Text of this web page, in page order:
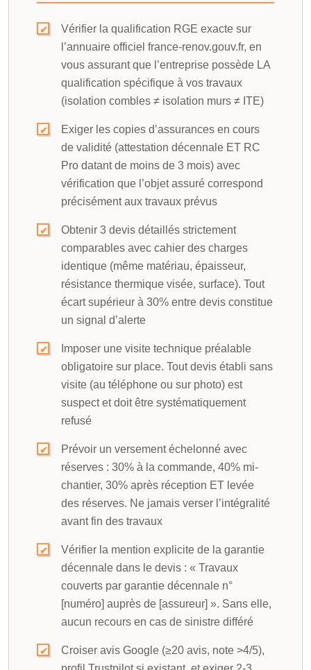
Vérifier la qualification RGE exacte sur
l’annuaire officiel france-renov.gouv.fr, en
vous assurant que l’entreprise possède LA
qualification spécifique à vos travaux
(isolation combles ≠ isolation murs ≠ ITE)
Exiger les copies d’assurances en cours
de validité (attestation décennale ET RC
Pro datant de moins de 3 mois) avec
vérification que l’objet assuré correspond
précisément aux travaux prévus
Obtenir 3 devis détaillés strictement
comparables avec cahier des charges
identique (même matériau, épaisseur,
résistance thermique visée, surface). Tout
écart supérieur à 30% entre devis constitue
un signal d’alerte
Imposer une visite technique préalable
obligatoire sur place. Tout devis établi sans
visite (au téléphone ou sur photo) est
suspect et doit être systématiquement
refusé
Prévoir un versement échelonné avec
réserves : 30% à la commande, 40% mi-
chantier, 30% après réception ET levée
des réserves. Ne jamais verser l’intégralité
avant fin des travaux
Vérifier la mention explicite de la garantie
décennale dans le devis : « Travaux
couverts par garantie décennale n°
[numéro] auprès de [assureur] ». Sans elle,
aucun recours en cas de sinistre différé
Croiser avis Google (≥20 avis, note >4/5),